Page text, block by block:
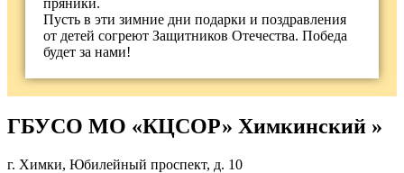
Пусть в эти зимние дни подарки и поздравления
от детей согреют Защитников Отечества. Победа
будет за нами!
ГБУСО МО «КЦСОР» Химкинский »
г. Химки, Юбилейный проспект, д. 10